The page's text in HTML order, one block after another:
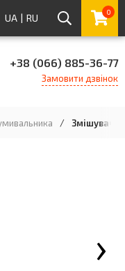
UA | RU 0
+38 (066) 885-36-77
Замовити дзвінок
/ Змішувач
›